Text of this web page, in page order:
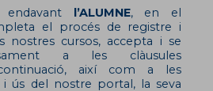
endavant l’ALUMNE, en el
el procés de registre i
nostres cursos, accepta i se
a les clàusules
així com a les
i ús del nostre portal, la seva